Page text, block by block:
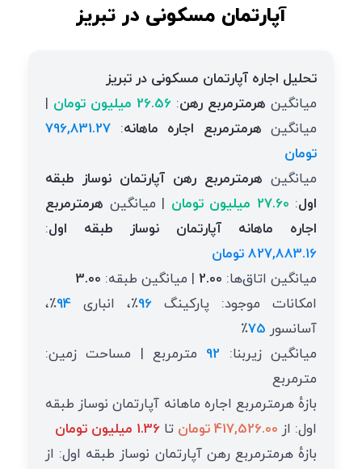
آپارتمان مسکونی در تبریز
تحلیل اجاره آپارتمان مسکونی در تبریز
میانگین هرمترمربع رهن: 26.56 میلیون تومان
|
میانگین هرمترمربع اجاره ماهانه:
796,831.27
تومان
میانگین هرمترمربع رهن آپارتمان نوساز طبقه
اول: 27.60 میلیون تومان | میانگین هرمترمربع
اجاره ماهانه آپارتمان نوساز طبقه اول:
827,883.16 تومان
میانگین اتاق‌ها: 2.00 | میانگین طبقه: 3.00
امکانات موجود: پارکینگ 96٪، انباری 94٪،
آسانسور 75٪
میانگین زیربنا: 92 مترمربع | مساحت زمین:
مترمربع
بازهٔ هرمترمربع اجاره ماهانه آپارتمان نوساز طبقه
اول: از 417,526.00 تومان تا 1.36 میلیون تومان
بازهٔ هرمترمربع رهن آپارتمان نوساز طبقه اول: از